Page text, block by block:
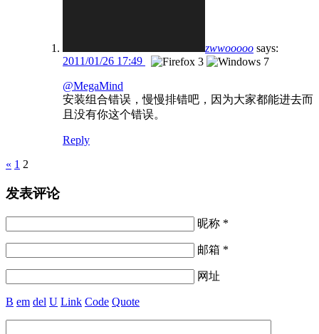
zwwooooo says:
2011/01/26 17:49
@MegaMind
安装组合错误，慢慢排错吧，因为大家都能进去而
且没有你这个错误。
Reply
Pages
« 1 2
发表评论
昵称 *
邮箱 *
网址
B em del U Link Code Quote